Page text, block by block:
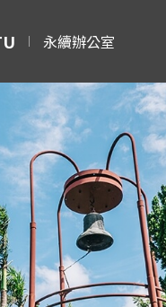
永續辦公室